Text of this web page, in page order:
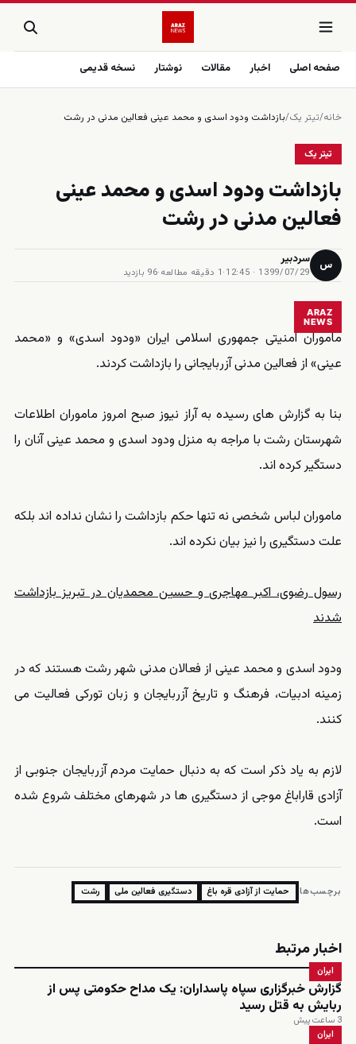
صفحه اصلی اخبار مقالات نوشتار نسخه قدیمی
خانه/تیتر یک/بازداشت ودود اسدی و محمد عینی فعالین مدنی در رشت
تیتر یک
بازداشت ودود اسدی و محمد عینی
فعالین مدنی در رشت
س سردبیر
1399/07/29 · 12:45
·1 دقیقه مطالعه ·96 بازدید
ARAZ
NEWS
ماموران امنیتی جمهوری اسلامی ایران «ودود اسدی» و «محمد
عینی» از فعالین مدنی آزربایجانی را بازداشت کردند.
بنا به گزارش های رسیده به آراز نیوز صبح امروز ماموران اطلاعات
شهرستان رشت با مراجه به منزل ودود اسدی و محمد عینی آنان را
دستگیر کرده اند.
ماموران لباس شخصی نه تنها حکم بازداشت را نشان نداده اند بلکه
علت دستگیری را نیز بیان نکرده اند.
رسول رضوی، اکبر مهاجری و حسین محمدیان در تبریز بازداشت
شدند
ودود اسدی و محمد عینی از فعالان مدنی شهر رشت هستند که در
زمینه ادبیات، فرهنگ و تاریخ آزربایجان و زبان تورکی فعالیت می
کنند.
لازم به یاد ذکر است که به دنبال حمایت مردم آزربایجان جنوبی از
آزادی قاراباغ موجی از دستگیری ها در شهرهای مختلف شروع شده
است.
برچسب‌ها: حمایت از آزادی قره باغ دستگیری فعالین ملی رشت
اخبار مرتبط
ایران
گزارش خبرگزاری سپاه پاسداران: یک مداح حکومتی پس از
ربایش به قتل رسید
3 ساعت پیش
ایران